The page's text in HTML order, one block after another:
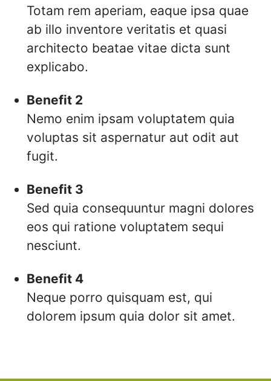
Totam rem aperiam, eaque ipsa quae
ab illo inventore veritatis et quasi
architecto beatae vitae dicta sunt
explicabo.
Benefit 2
Nemo enim ipsam voluptatem quia
voluptas sit aspernatur aut odit aut
fugit.
Benefit 3
Sed quia consequuntur magni dolores
eos qui ratione voluptatem sequi
nesciunt.
Benefit 4
Neque porro quisquam est, qui
dolorem ipsum quia dolor sit amet.